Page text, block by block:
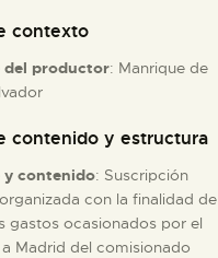
contexto
del productor: Manrique de
contenido y estructura
y contenido: Suscripción
con la finalidad de
gastos ocasionados por el
Madrid del comisionado